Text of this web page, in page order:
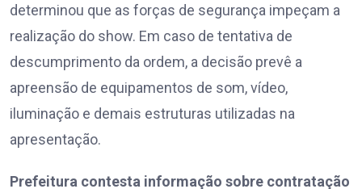
determinou que as forças de segurança impeçam a
realização do show. Em caso de tentativa de
descumprimento da ordem, a decisão prevê a
apreensão de equipamentos de som, vídeo,
iluminação e demais estruturas utilizadas na
apresentação.
Prefeitura contesta informação sobre contratação